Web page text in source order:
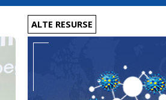
ALTE RESURSE